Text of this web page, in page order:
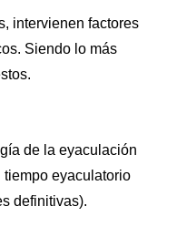
intervienen factores
Siendo lo más
de la eyaculación
tiempo eyaculatorio
definitivas).